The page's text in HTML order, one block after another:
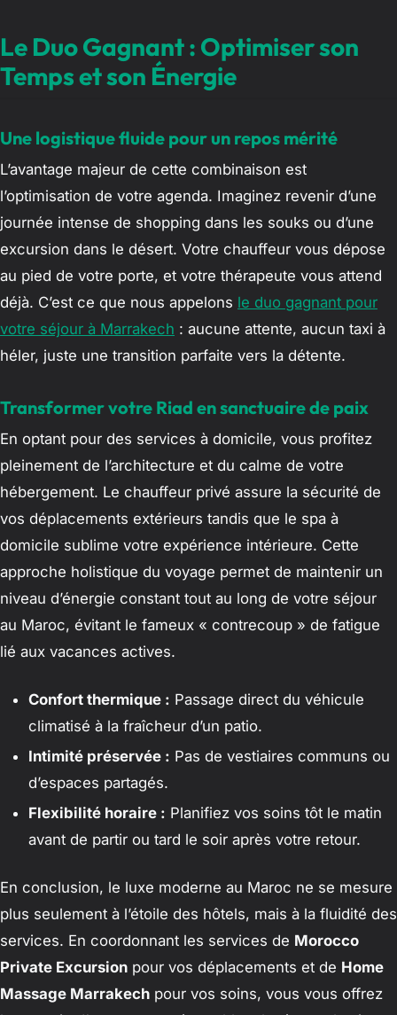
Le Duo Gagnant : Optimiser son
Temps et son Énergie
Une logistique fluide pour un repos mérité
L’avantage majeur de cette combinaison est
l’optimisation de votre agenda. Imaginez revenir d’une
journée intense de shopping dans les souks ou d’une
excursion dans le désert. Votre chauffeur vous dépose
au pied de votre porte, et votre thérapeute vous attend
déjà. C’est ce que nous appelons le duo gagnant pour
votre séjour à Marrakech : aucune attente, aucun taxi à
héler, juste une transition parfaite vers la détente.
Transformer votre Riad en sanctuaire de paix
En optant pour des services à domicile, vous profitez
pleinement de l’architecture et du calme de votre
hébergement. Le chauffeur privé assure la sécurité de
vos déplacements extérieurs tandis que le spa à
domicile sublime votre expérience intérieure. Cette
approche holistique du voyage permet de maintenir un
niveau d’énergie constant tout au long de votre séjour
au Maroc, évitant le fameux « contrecoup » de fatigue
lié aux vacances actives.
Confort thermique : Passage direct du véhicule
climatisé à la fraîcheur d’un patio.
Intimité préservée : Pas de vestiaires communs ou
d’espaces partagés.
Flexibilité horaire : Planifiez vos soins tôt le matin
avant de partir ou tard le soir après votre retour.
En conclusion, le luxe moderne au Maroc ne se mesure
plus seulement à l’étoile des hôtels, mais à la fluidité des
services. En coordonnant les services de Morocco
Private Excursion pour vos déplacements et de Home
Massage Marrakech pour vos soins, vous vous offrez